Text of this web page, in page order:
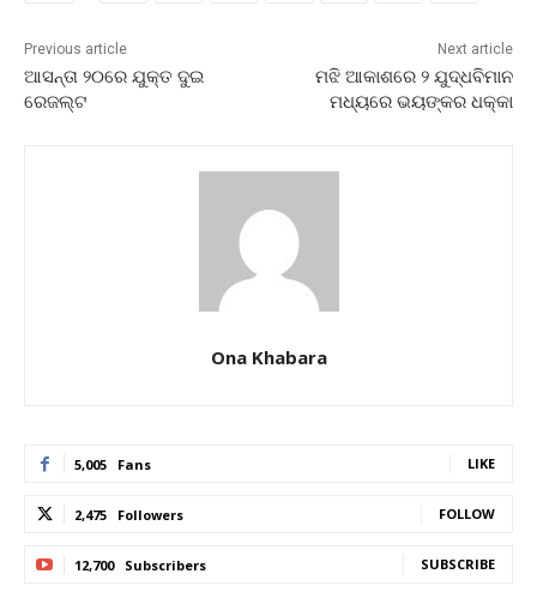
Previous article
ଆସନ୍ତା ୨୦ରେ ଯୁକ୍ତ ଦୁଇ
ରେଜଲ୍ଟ
Next article
ମଝି ଆକାଶରେ ୨ ଯୁଦ୍ଧବିମାନ
ମଧ୍ୟରେ ଭୟଙ୍କର ଧକ୍କା
Ona Khabara
5,005 Fans LIKE
2,475 Followers FOLLOW
12,700 Subscribers SUBSCRIBE